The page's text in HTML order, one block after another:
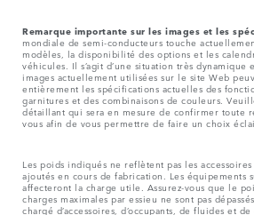
Remarque importante sur les images et les
mondiale de semi-conducteurs touche
modèles, la disponibilité des options et les
véhicules. Il s’agit d’une situation très dynamique
images actuellement utilisées sur le site Web
entièrement les spécifications actuelles des
garnitures et des combinaisons de couleurs.
détaillant qui sera en mesure de confirmer toute
vous afin de vous permettre de faire un choix
Les poids indiqués ne reflètent pas les
ajoutés en cours de fabrication. Les équipements
affecteront la charge utile. Assurez-vous que le
charges maximales par essieu ne sont pas
chargé d’accessoires, d’occupants, de fluides et